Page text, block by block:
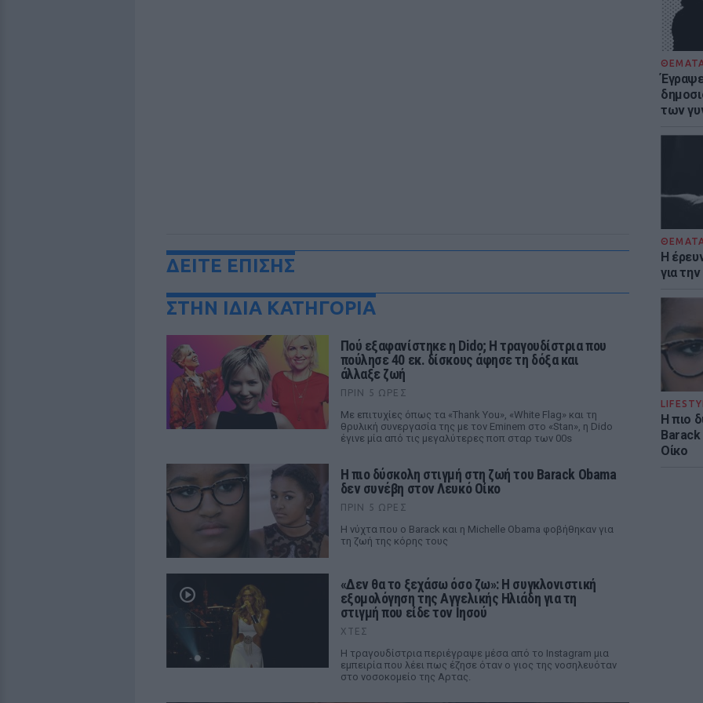
των
Η
για
Η πιο
Οίκο
ΔΕΙΤΕ ΕΠΙΣΗΣ
ΣΤΗΝ ΙΔΙΑ ΚΑΤΗΓΟΡΙΑ
Πού εξαφανίστηκε η Dido; Η τραγουδίστρια που
πούλησε 40 εκ. δίσκους άφησε τη δόξα και
άλλαξε ζωή
ΠΡΙΝ 5 ΏΡΕΣ
Με επιτυχίες όπως τα «Thank You», «White Flag» και τη
θρυλική συνεργασία της με τον Eminem στο «Stan», η Dido
έγινε μία από τις μεγαλύτερες ποπ σταρ των 00s
Η πιο δύσκολη στιγμή στη ζωή του Barack Obama
δεν συνέβη στον Λευκό Οίκο
ΠΡΙΝ 5 ΏΡΕΣ
Η νύχτα που ο Barack και η Michelle Obama φοβήθηκαν για
τη ζωή της κόρης τους
«Δεν θα το ξεχάσω όσο ζω»: Η συγκλονιστική
εξομολόγηση της Αγγελικής Ηλιάδη για τη
στιγμή που είδε τον Ιησού
ΧΤΕΣ
Η τραγουδίστρια περιέγραψε μέσα από το Instagram μια
εμπειρία που λέει πως έζησε όταν ο γιος της νοσηλευόταν
στο νοσοκομείο της Αρτας.